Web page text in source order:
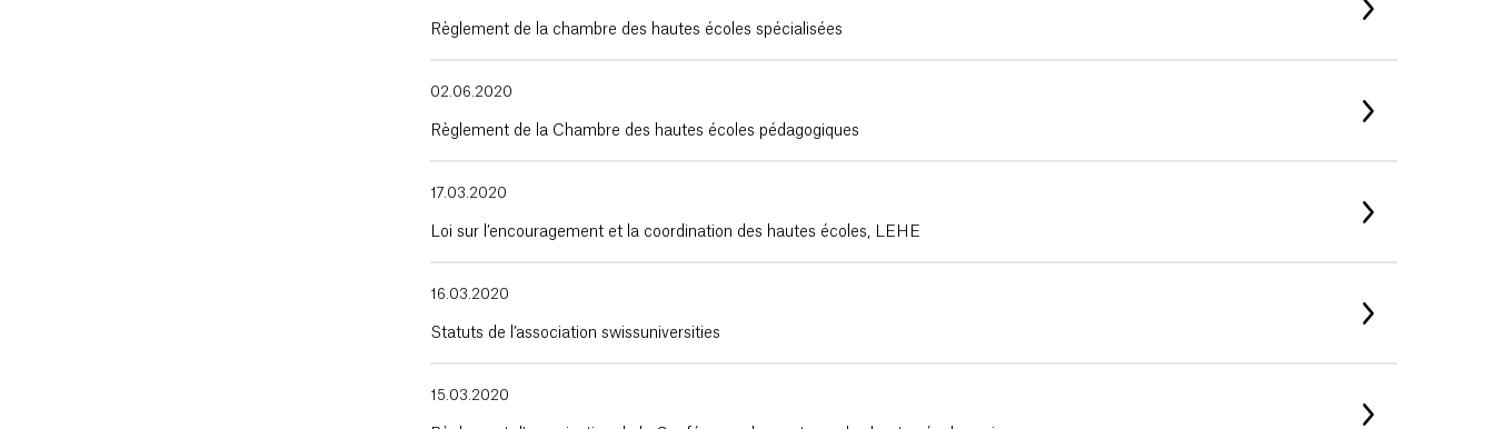
Règlement de la chambre des hautes écoles spécialisées
02.06.2020
Règlement de la Chambre des hautes écoles pédagogiques
17.03.2020
Loi sur l’encouragement et la coordination des hautes écoles, LEHE
16.03.2020
Statuts de l’association swissuniversities
15.03.2020